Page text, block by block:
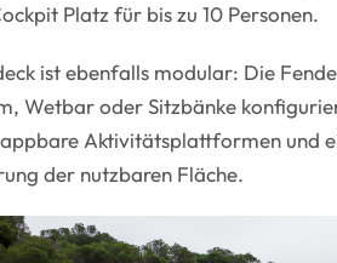
Platz für bis zu 10 Personen.
ist ebenfalls modular: Die
Wetbar oder Sitzbänke
Aktivitätsplattformen und
der nutzbaren Fläche.